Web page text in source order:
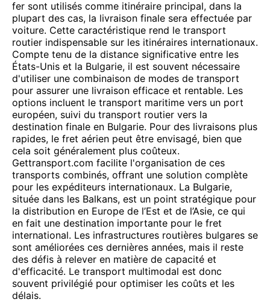
fer sont utilisés comme itinéraire principal, dans la
plupart des cas, la livraison finale sera effectuée par
voiture. Cette caractéristique rend le transport
routier indispensable sur les itinéraires internationaux.
Compte tenu de la distance significative entre les
États-Unis et la Bulgarie, il est souvent nécessaire
d'utiliser une combinaison de modes de transport
pour assurer une livraison efficace et rentable. Les
options incluent le transport maritime vers un port
européen, suivi du transport routier vers la
destination finale en Bulgarie. Pour des livraisons plus
rapides, le fret aérien peut être envisagé, bien que
cela soit généralement plus coûteux.
Gettransport.com facilite l'organisation de ces
transports combinés, offrant une solution complète
pour les expéditeurs internationaux. La Bulgarie,
située dans les Balkans, est un point stratégique pour
la distribution en Europe de l’Est et de l’Asie, ce qui
en fait une destination importante pour le fret
international. Les infrastructures routières bulgares se
sont améliorées ces dernières années, mais il reste
des défis à relever en matière de capacité et
d'efficacité. Le transport multimodal est donc
souvent privilégié pour optimiser les coûts et les
délais.